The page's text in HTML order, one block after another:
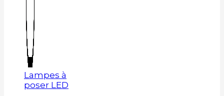
Lampes à
poser LED